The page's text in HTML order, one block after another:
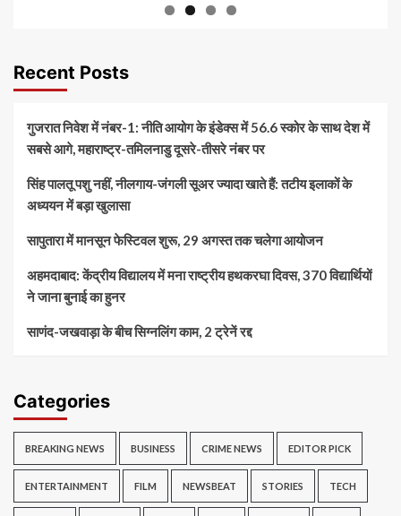
Recent Posts
गुजरात निवेश में नंबर-1: नीति आयोग के इंडेक्स में 56.6 स्कोर के साथ देश में
सबसे आगे, महाराष्ट्र-तमिलनाडु दूसरे-तीसरे नंबर पर
सिंह पालतू पशु नहीं, नीलगाय-जंगली सूअर ज्यादा खाते हैं: तटीय इलाकों के
अध्ययन में बड़ा खुलासा
सापुतारा में मानसून फेस्टिवल शुरू, 29 अगस्त तक चलेगा आयोजन
अहमदाबाद: केंद्रीय विद्यालय में मना राष्ट्रीय हथकरघा दिवस, 370 विद्यार्थियों
ने जाना बुनाई का हुनर
साणंद-जखवाड़ा के बीच सिग्नलिंग काम, 2 ट्रेनें रद्द
Categories
BREAKING NEWS BUSINESS CRIME NEWS EDITOR PICK
ENTERTAINMENT FILM NEWSBEAT STORIES TECH